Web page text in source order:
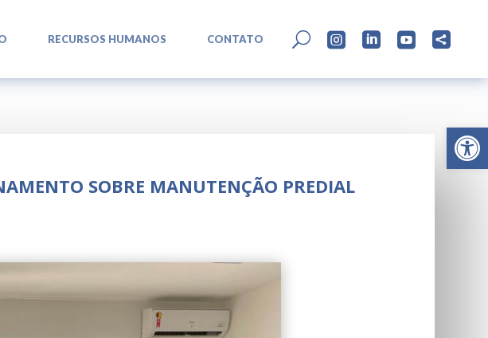
Abrir
RECURSOS HUMANOS CONTATO U    
SOBRE MANUTENÇÃO PREDIAL